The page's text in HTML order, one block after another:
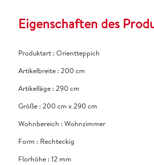
Eigenschaften des
Produktart : Orientteppich
Artikelbreite : 200 cm
Artikelläge : 290 cm
Größe : 200 cm x 290 cm
Wohnbereich : Wohnzimmer
Form : Rechteckig
Florhöhe : 12 mm